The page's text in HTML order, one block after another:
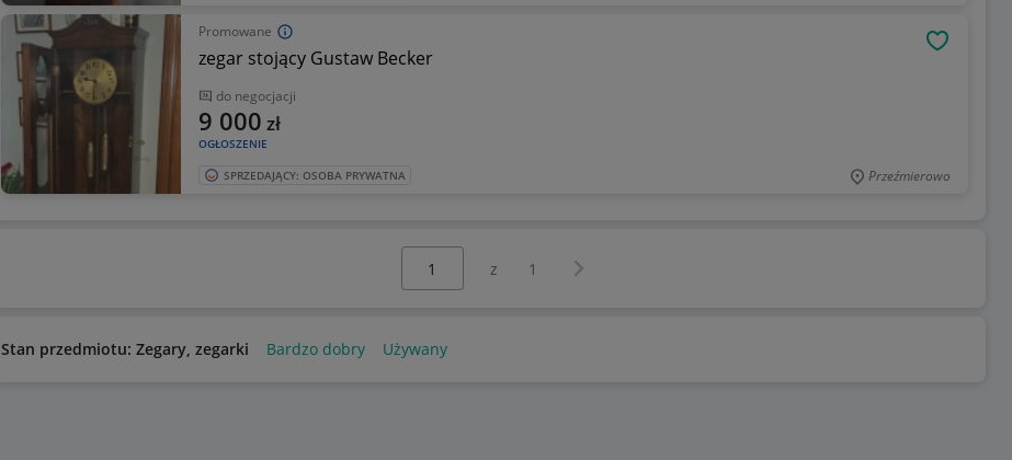
Promowane
zegar stojący Gustaw Becker
do negocjacji
OGŁOSZENIE
9 000 zł
SPRZEDAJĄCY: OSOBA PRYWATNA Przeźmierowo
z 1 Następna strona
Stan przedmiotu: Zegary, zegarki Bardzo dobry Używany